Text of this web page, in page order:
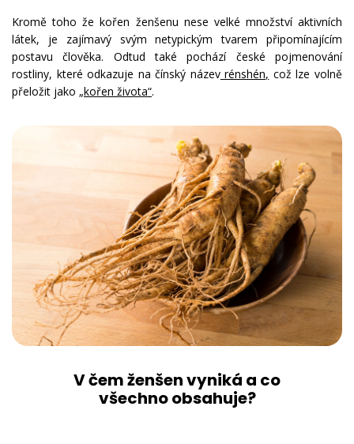
Kromě toho že kořen ženšenu nese velké množství aktivních
látek, je zajímavý svým netypickým tvarem připomínajícím
postavu člověka. Odtud také pochází české pojmenování
rostliny, které odkazuje na čínský názevrénshén, což lze volně
přeložit jako „kořen života“.
V čem ženšen vyniká a co
všechno obsahuje?